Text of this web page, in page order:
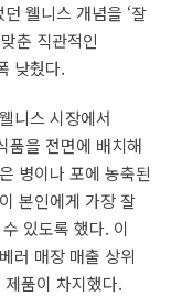
웰니스 개념을 ‘잘
춘 직관적인
낮췄다.
니스 시장에서
품을 전면에 배치해
병이나 포에 농축된
본인에게 가장 잘
있도록 했다. 이
러 매장 매출 상위
품이 차지했다.